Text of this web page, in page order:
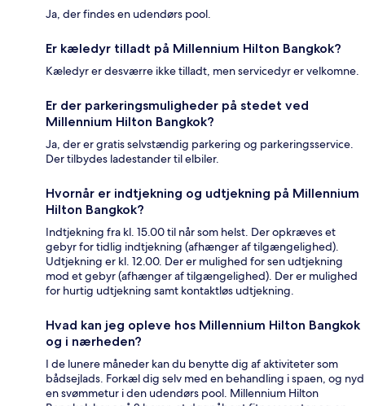
Ja, der findes en udendørs pool.
Er kæledyr tilladt på Millennium Hilton Bangkok?
Kæledyr er desværre ikke tilladt, men servicedyr er velkomne.
Er der parkeringsmuligheder på stedet ved
Millennium Hilton Bangkok?
Ja, der er gratis selvstændig parkering og parkeringsservice.
Der tilbydes ladestander til elbiler.
Hvornår er indtjekning og udtjekning på Millennium
Hilton Bangkok?
Indtjekning fra kl. 15.00 til når som helst. Der opkræves et
gebyr for tidlig indtjekning (afhænger af tilgængelighed).
Udtjekning er kl. 12.00. Der er mulighed for sen udtjekning
mod et gebyr (afhænger af tilgængelighed). Der er mulighed
for hurtig udtjekning samt kontaktløs udtjekning.
Hvad kan jeg opleve hos Millennium Hilton Bangkok
og i nærheden?
I de lunere måneder kan du benytte dig af aktiviteter som
bådsejlads. Forkæl dig selv med en behandling i spaen, og nyd
en svømmetur i den udendørs pool. Millennium Hilton